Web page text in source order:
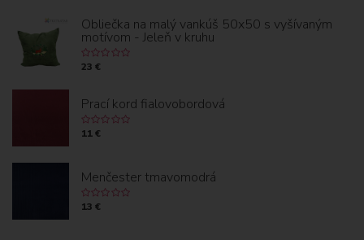
Obliečka na malý vankúš 50x50 s vyšívaným
motívom - Jeleň v kruhu
23 €
Prací kord fialovobordová
11 €
Menčester tmavomodrá
13 €